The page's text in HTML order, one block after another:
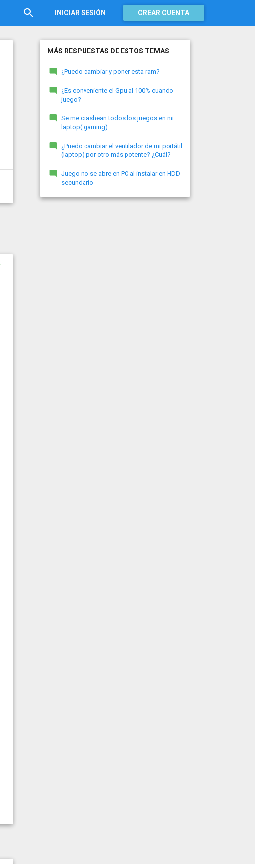
INICIAR SESIÓN CREAR CUENTA
MÁS RESPUESTAS DE ESTOS TEMAS
¿Puedo cambiar y poner esta ram?
¿Es conveniente el Gpu al 100% cuando
juego?
Se me crashean todos los juegos en mi
laptop( gaming)
¿Puedo cambiar el ventilador de mi portátil
(laptop) por otro más potente? ¿Cuál?
Juego no se abre en PC al instalar en HDD
secundario